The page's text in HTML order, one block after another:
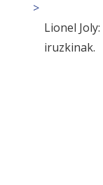
Lionel Joly:
iruzkinak.